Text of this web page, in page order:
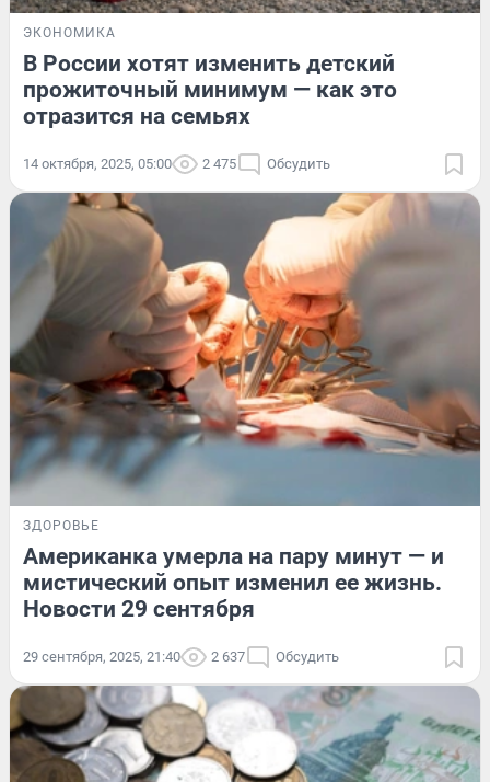
ЭКОНОМИКА
В России хотят изменить детский
прожиточный минимум — как это
отразится на семьях
14 октября, 2025, 05:00 2 475 Обсудить
ЗДОРОВЬЕ
Американка умерла на пару минут — и
мистический опыт изменил ее жизнь.
Новости 29 сентября
29 сентября, 2025, 21:40 2 637 Обсудить